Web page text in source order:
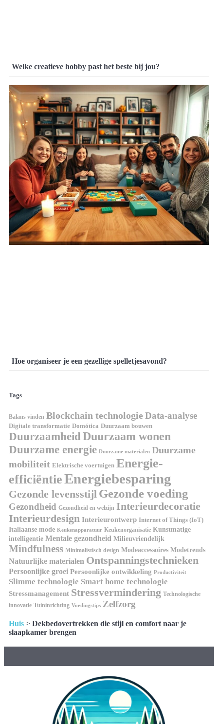
Welke creatieve hobby past het beste bij jou?
Hoe organiseer je een gezellige spelletjesavond?
Tags
Balans vinden Blockchain technologieData-analyse
Digitale transformatie Domótica Duurzaam bouwen
DuurzaamheidDuurzaam wonen
Duurzame energie Duurzame materialen Duurzame
mobiliteit Elektrische voertuigen Energie-
efficiëntieEnergiebesparing
Gezonde levensstijl Gezonde voeding
Gezondheid Gezondheid en welzijn Interieurdecoratie
Interieurdesign Interieurontwerp Internet of Things (IoT)
Italiaanse mode Keukenapparatuur Keukenorganisatie Kunstmatige
intelligentie Mentale gezondheid Milieuvriendelijk
Mindfulness Minimalistisch design Modeaccessoires Modetrends
Natuurlijke materialen Ontspanningstechnieken
Persoonlijke groei Persoonlijke ontwikkeling Productiviteit
Slimme technologie Smart home technologie
Stressmanagement Stressvermindering Technologische
innovatie Tuininrichting Voedingstips Zelfzorg
Huis > Dekbedovertrekken die stijl en comfort naar je
slaapkamer brengen